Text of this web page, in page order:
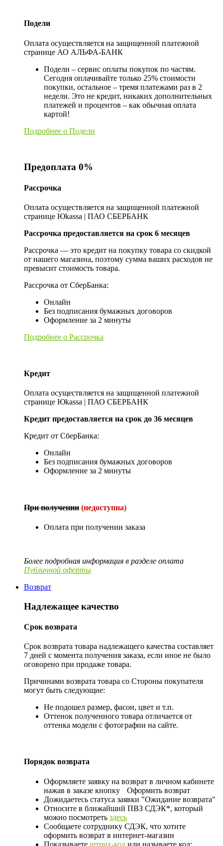
Подели
Оплата осуществляется на защищенной платежной
странице АО АЛЬФА-БАНК
Подели – сервис оплаты покупок по частям.
Сегодня оплачивайте только 25% стоимости
покупки, остальное – тремя платежами раз в 2
недели. Это не кредит, никаких дополнительных
платежей и процентов – как обычная оплата
картой!
Подробнее о Подели
Предоплата 0%
Рассрочка
Оплата осуществляется на защищенной платежной
странице Юkassa | ПАО СБЕРБАНК
Рассрочка предоставляется на срок 6 месяцев
Рассрочка — это кредит на покупку товара со скидкой
от нашего магазина, поэтому сумма ваших расходов не
превысит стоимость товара.
Рассрочка от СберБанка:
Онлайн
Без подписания бумажных договоров
Оформление за 2 минуты
Подробнее о Рассрочка
Кредит
Оплата осуществляется на защищенной платежной
странице Юkassa | ПАО СБЕРБАНК
Кредит предоставляется на срок до 36 месяцев
Кредит от СберБанка:
Онлайн
Без подписания бумажных договоров
Оформление за 2 минуты
При получении (недоступна)
Оплата при получении заказа
Более подробная информация в разделе оплата
Публичной оферты
Возврат
Надлежащее качество
Срок возврата
Срок возврата товара надлежащего качества составляет
7 дней с момента получения заказа, если иное не было
оговорено при продаже товара.
Причинами возврата товара со Стороны покупателя
могут быть следующие:
Не подошел размер, фасон, цвет и т.п.
Оттенок полученного товара отличается от
оттенка модели с фотографии на сайте.
Порядок возврата
Оформляете заявку на возврат в личном кабинете
нажав в заказе кнопку
Оформить возврат
Дожидаетесь статуса заявки "Ожидание возврата"
Относите в ближайший ПВЗ СДЭК*, который
можно посмотреть здесь
Сообщаете сотруднику СДЭК, что хотите
оформить возврат в интернет-магазин
Показываете штрих-код или называете код: